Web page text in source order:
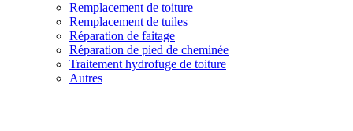
Remplacement de toiture
Remplacement de tuiles
Réparation de faitage
Réparation de pied de cheminée
Traitement hydrofuge de toiture
Autres